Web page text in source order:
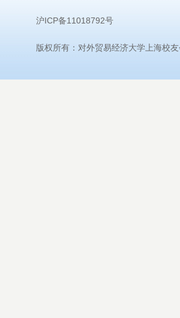
沪ICP备11018792号
版权所有：对外贸易经济大学上海校